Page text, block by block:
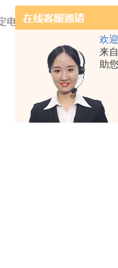
欢
来
助
电压